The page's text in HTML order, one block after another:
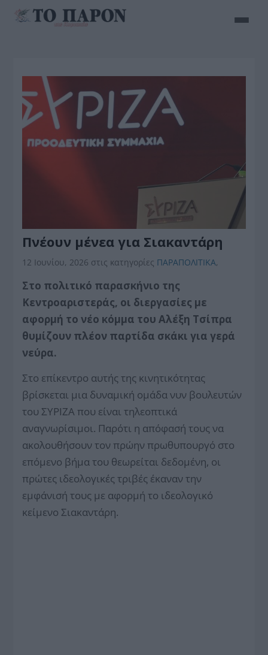
Πνέουν μένεα για Σιακαντάρη
12 Ιουνίου, 2026 στις κατηγορίες ΠΑΡΑΠΟΛΙΤΙΚΑ,
Στο πολιτικό παρασκήνιο της
Κεντροαριστεράς, οι διεργασίες με
αφορμή το νέο κόμμα του Αλέξη Τσίπρα
θυμίζουν πλέον παρτίδα σκάκι για γερά
νεύρα.
Στο επίκεντρο αυτής της κινητικότητας
βρίσκεται μια δυναμική ομάδα νυν βουλευτών
του ΣΥΡΙΖΑ που είναι τηλεοπτικά
αναγνωρίσιμοι. Παρότι η απόφασή τους να
ακολουθήσουν τον πρώην πρωθυπουργό στο
επόμενο βήμα του θεωρείται δεδομένη, οι
πρώτες ιδεολογικές τριβές έκαναν την
εμφάνισή τους με αφορμή το ιδεολογικό
κείμενο Σιακαντάρη.